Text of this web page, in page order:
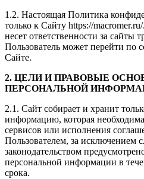
1.2. Настоящая Политика
только к Сайту https://
несет ответственности за сайты
Пользователь может перейти по
Сайте.
2. ЦЕЛИ И ПРАВОВЫЕ
ПЕРСОНАЛЬНОЙ
2.1. Сайт собирает и хранит
информацию, которая
сервисов или исполнения
Пользователем, за исключением
законодательством
персональной информации в
срока.